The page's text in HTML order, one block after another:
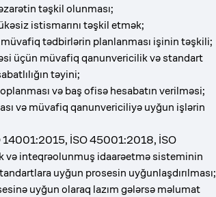
təşkil olunması;
istismarını təşkil etmək;
müvafiq tədbirlərin planlanması işinin təşkili;
üçün müvafiq qanunvericilik və standart
təyini;
və baş ofisə hesabatın verilməsi;
və müvafiq qanunvericiliyə uyğun işlərin
14001:2015, İSO 45001:2018, İSO
inteqrəolunmuş idaarəetmə sisteminin
uyğun prosesin uyğunlaşdırılması;
uyğun olaraq lazım gələrsə məlumat